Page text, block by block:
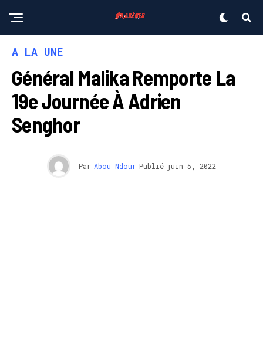
A LA UNE
Général Malika Remporte La
19e Journée À Adrien
Senghor
Par Abou Ndour Publié juin 5, 2022